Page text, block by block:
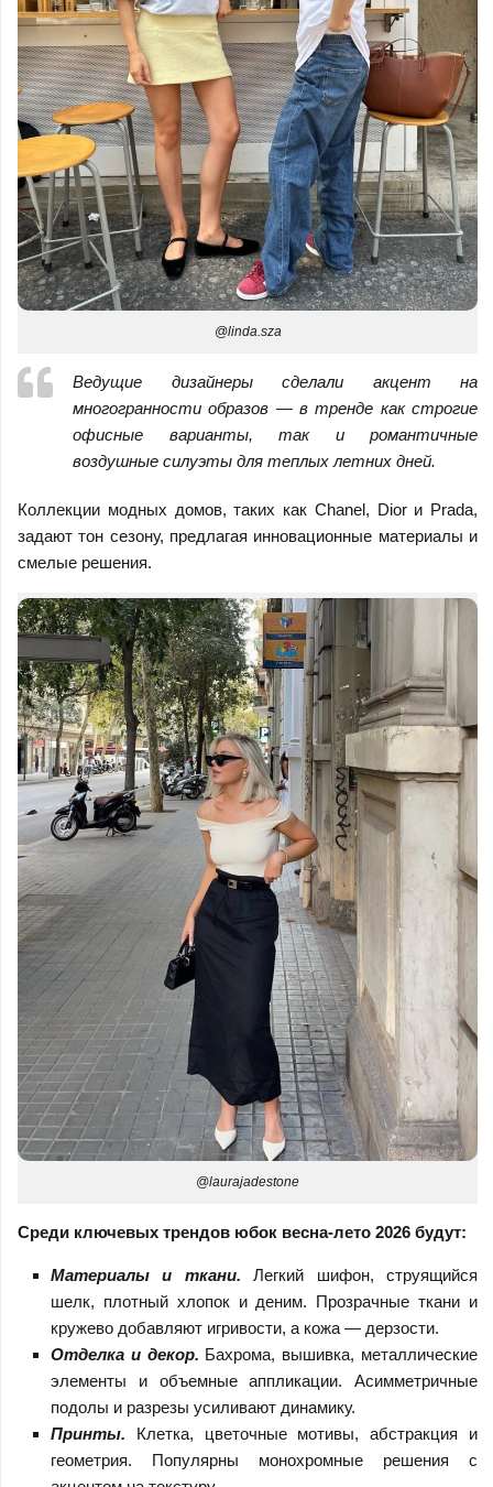
@linda.sza
Ведущие дизайнеры сделали акцент на
многогранности образов — в тренде как строгие
офисные варианты, так и романтичные
воздушные силуэты для теплых летних дней.
Коллекции модных домов, таких как Chanel, Dior и Prada,
задают тон сезону, предлагая инновационные материалы и
смелые решения.
@laurajadestone
Среди ключевых трендов юбок весна-лето 2026 будут:
Материалы и ткани. Легкий шифон, струящийся
шелк, плотный хлопок и деним. Прозрачные ткани и
кружево добавляют игривости, а кожа — дерзости.
Отделка и декор. Бахрома, вышивка, металлические
элементы и объемные аппликации. Асимметричные
подолы и разрезы усиливают динамику.
Принты. Клетка, цветочные мотивы, абстракция и
геометрия. Популярны монохромные решения с